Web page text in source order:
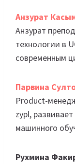
Анзурат
Анзурат
технологии в
современным
Парвина
Product-
zypl,
машинного
Рухмина